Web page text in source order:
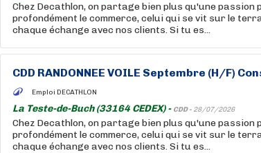
Chez Decathlon, on partage bien plus qu'une passion
profondément le commerce, celui qui se vit sur le
chaque échange avec nos clients. Si tu es...
CDD RANDONNEE VOILE Septembre (H/F)
Emploi DECATHLON
La Teste-de-Buch (33164 CEDEX) - CDD - 28/07/2026
Chez Decathlon, on partage bien plus qu'une passion
profondément le commerce, celui qui se vit sur le
chaque échange avec nos clients. Si tu es...